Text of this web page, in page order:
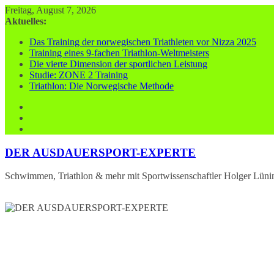
Zum
Inhalt
Freitag, August 7, 2026
Aktuelles:
Das Training der norwegischen Triathleten vor Nizza 2025
Training eines 9-fachen Triathlon-Weltmeisters
Die vierte Dimension der sportlichen Leistung
Studie: ZONE 2 Training
Triathlon: Die Norwegische Methode
DER AUSDAUERSPORT-EXPERTE
Schwimmen, Triathlon & mehr mit Sportwissenschaftler Holger